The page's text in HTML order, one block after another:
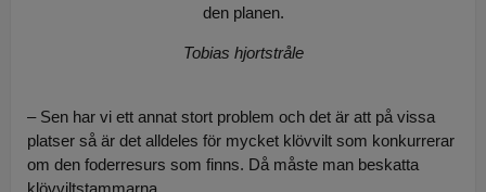
den planen.
Tobias hjortstråle
– Sen har vi ett annat stort problem och det är att på vissa
platser så är det alldeles för mycket klövvilt som konkurrerar
om den foderresurs som finns. Då måste man beskatta